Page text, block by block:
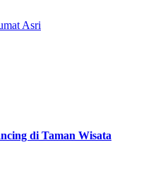
Asri
di Taman Wisata